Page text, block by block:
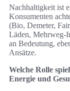
Nachhaltigkeit ist
Konsumenten
(Bio, Demeter,
Läden, Mehrweg-
an Bedeutung,
Ansätze.
Welche Rolle
Energie und